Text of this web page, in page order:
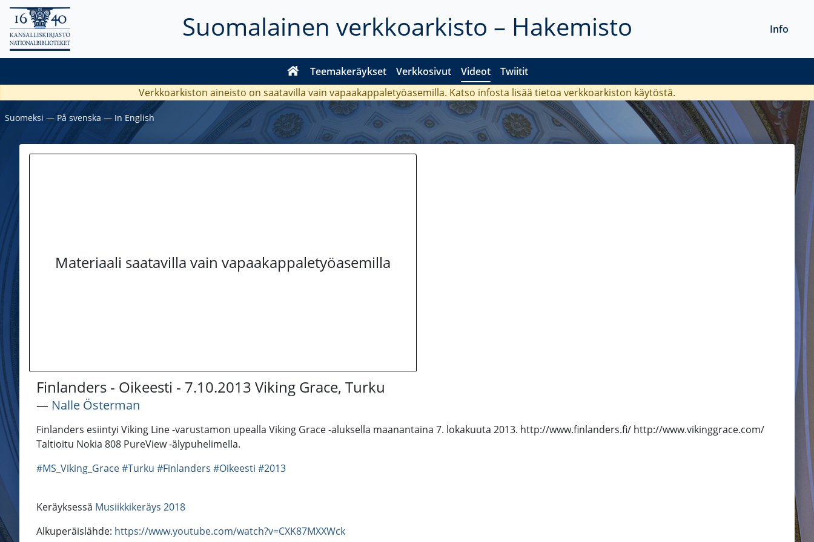
Suomalainen verkkoarkisto – Hakemisto
Teemakeräykset Verkkosivut Videot Twiitit
Info
Verkkoarkiston aineisto on saatavilla vain vapaakappaletyöasemilla. Katso infosta lisää tietoa verkkoarkiston käytöstä.
Suomeksi ― På svenska ― In English
Materiaali saatavilla vain vapaakappaletyöasemilla
Finlanders - Oikeesti - 7.10.2013 Viking Grace, Turku
― Nalle Österman
Finlanders esiintyi Viking Line -varustamon upealla Viking Grace -aluksella maanantaina 7. lokakuuta 2013. http://www.finlanders.fi/ http://www.vikinggrace.com/
Taltioitu Nokia 808 PureView -älypuhelimella.
#MS_Viking_Grace#Turku #Finlanders #Oikeesti #2013
Keräyksessä Musiikkikeräys 2018
Alkuperäislähde: https://www.youtube.com/watch?v=CXK87MXXWck